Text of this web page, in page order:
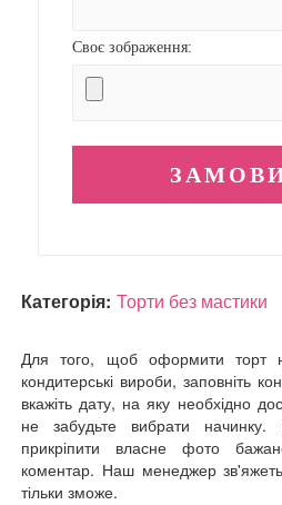
Своє зображення:
Категорія: Торти без мастики
Для того, щоб оформити торт
кондитерські вироби, заповніть
вкажіть дату, на яку необхідно
не забудьте вибрати
прикріпити власне фото
коментар. Наш менеджер
тільки зможе.